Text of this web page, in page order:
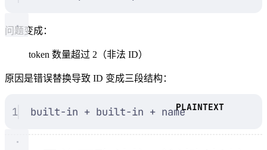
问题变成：
token 数量超过 2（非法 ID）
原因是错误替换导致 ID 变成三段结构：
1 built-in + built-in + name